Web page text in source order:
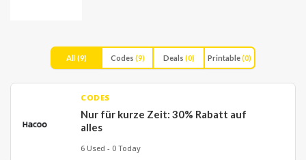
All(9) Codes (9) Deals (0) Printable(0)
CODES
Nur für kurze Zeit: 30% Rabatt auf
alles
6 Used - 0 Today